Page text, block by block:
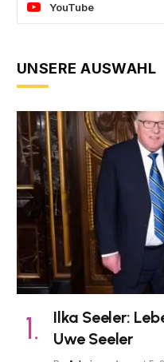
YouTube
UNSERE AUSWAHL
Ilka Seeler:
Uwe Seeler